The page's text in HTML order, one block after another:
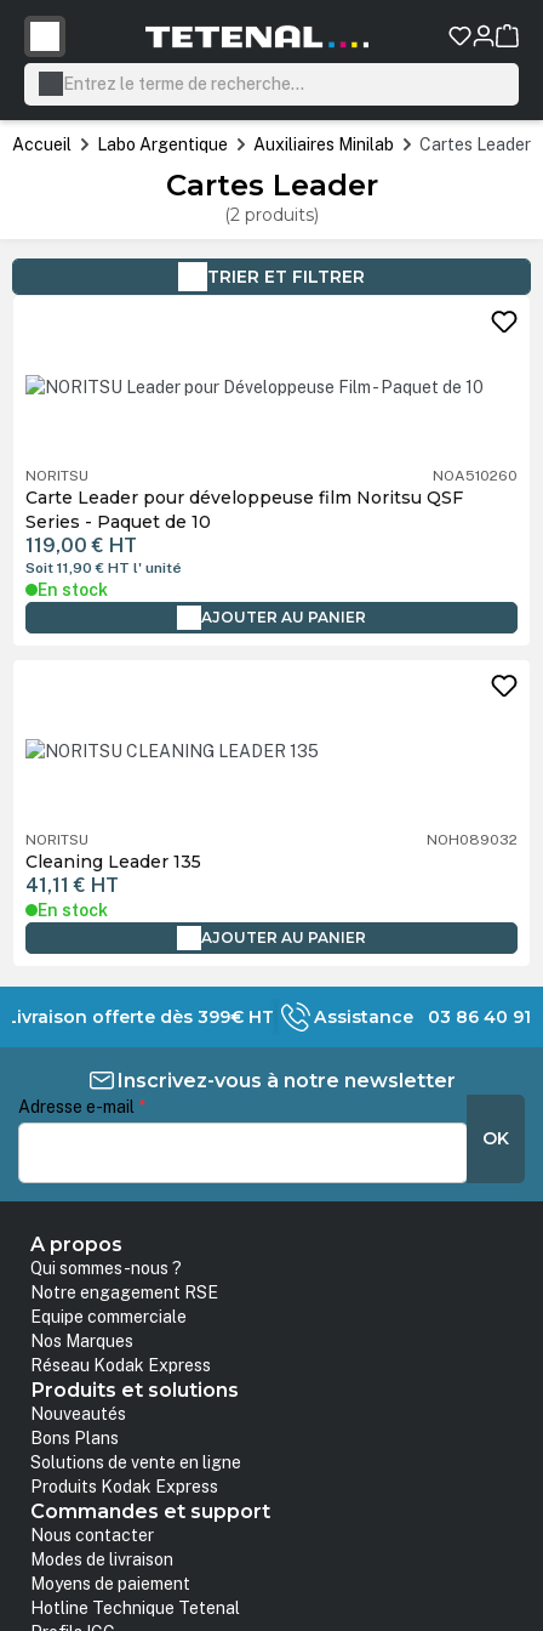
principal
Accueil Labo Argentique Auxiliaires Minilab Cartes Leader
Cartes Leader
(2 produits)
TRIER ET FILTRER
NORITSU NOA510260
Carte Leader pour développeuse film Noritsu QSF
Series - Paquet de 10
119,00 € HT
Soit 11,90 €HTl' unité
En stock
AJOUTER AU PANIER
NORITSU NOH089032
Cleaning Leader 135
41,11 € HT
En stock
AJOUTER AU PANIER
Livraison offerte dès 399€ HT Assistance 03 86 40 91
Inscrivez-vous à notre newsletter
Adresse e-mail *
OK
A propos
Qui sommes-nous ?
Notre engagement RSE
Equipe commerciale
Nos Marques
Réseau Kodak Express
Produits et solutions
Nouveautés
Bons Plans
Solutions de vente en ligne
Produits Kodak Express
Commandes et support
Nous contacter
Modes de livraison
Moyens de paiement
Hotline Technique Tetenal